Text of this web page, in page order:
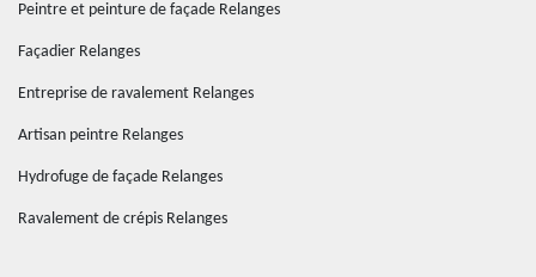
Peintre et peinture de façade Relanges
Façadier Relanges
Entreprise de ravalement Relanges
Artisan peintre Relanges
Hydrofuge de façade Relanges
Ravalement de crépis Relanges